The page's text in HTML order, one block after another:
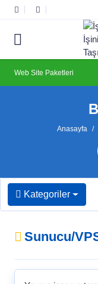
Web Site Paketleri
Anasayfa
Kategoriler
Sunucu/